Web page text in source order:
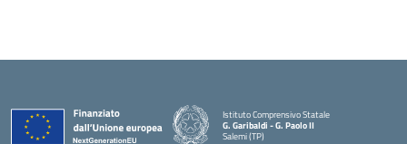
Istituto Comprensivo Statale
G. Garibaldi - G. Paolo II
Salemi (TP)